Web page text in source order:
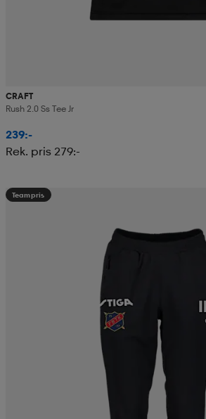
CRAFT
Rush 2.0 Ss Tee Jr
239:-
Rek. pris 279:-
Teampris